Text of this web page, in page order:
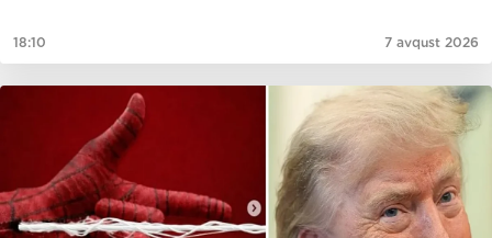
18:10 7 avqust 2026